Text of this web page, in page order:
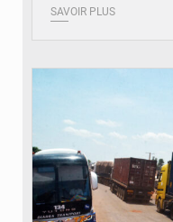
SAVOIR PLUS